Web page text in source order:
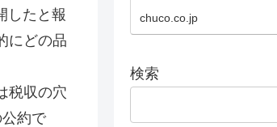
したと報
にどの品
税収の穴
約で
chuco.co.jp
検索